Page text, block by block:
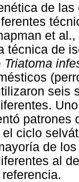
de
et
técnica de
Triatoma
seis
patrones
ciclo
de
al